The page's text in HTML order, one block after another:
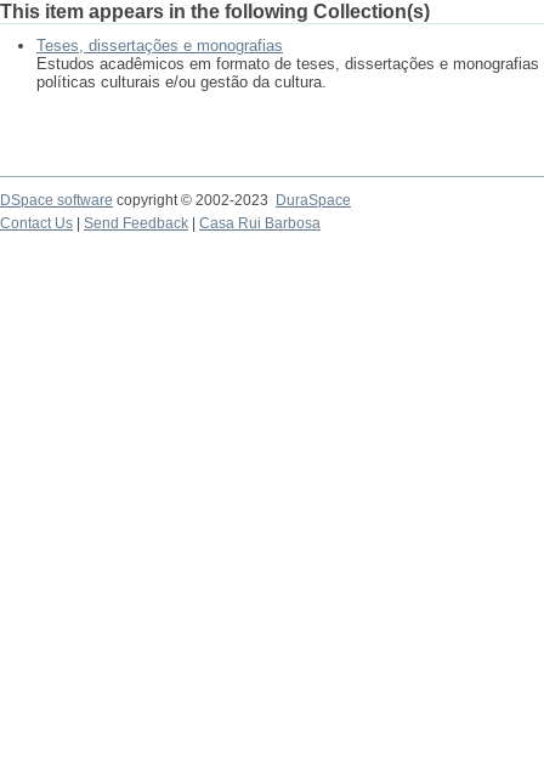
This item appears in the following Collection(s)
Teses, dissertações e monografias
Estudos acadêmicos em formato de teses, dissertações e
políticas culturais e/ou gestão da cultura.
DSpace software copyright © 2002-2023
DuraSpace
Contact Us
Send Feedback Casa Rui Barbosa